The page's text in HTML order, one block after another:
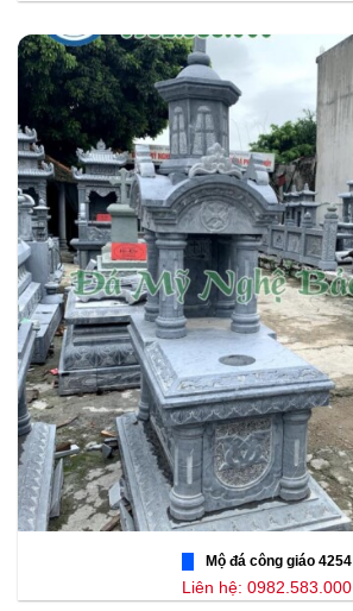
Mộ đá công giáo 4254
Liên hệ: 0982.583.000